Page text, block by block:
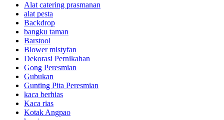
Alat catering prasmanan
alat pesta
Backdrop
bangku taman
Barstool
Blower mistyfan
Dekorasi Pernikahan
Gong Peresmian
Gubukan
Gunting Pita Peresmian
kaca berhias
Kaca rias
Kotak Angpao